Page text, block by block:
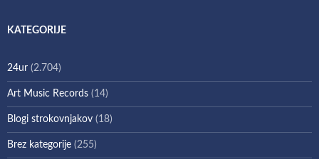
KATEGORIJE
24ur (2.704)
Art Music Records (14)
Blogi strokovnjakov (18)
Brez kategorije (255)